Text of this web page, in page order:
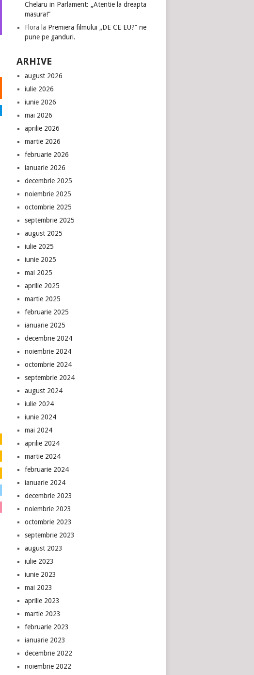
Chelaru in Parlament: „Atentie la dreapta
masura!”
Flora la Premiera filmului „DE CE EU?” ne
pune pe ganduri.
ARHIVE
august 2026
iulie 2026
iunie 2026
mai 2026
aprilie 2026
martie 2026
februarie 2026
ianuarie 2026
decembrie 2025
noiembrie 2025
octombrie 2025
septembrie 2025
august 2025
iulie 2025
iunie 2025
mai 2025
aprilie 2025
martie 2025
februarie 2025
ianuarie 2025
decembrie 2024
noiembrie 2024
octombrie 2024
septembrie 2024
august 2024
iulie 2024
iunie 2024
mai 2024
aprilie 2024
martie 2024
februarie 2024
ianuarie 2024
decembrie 2023
noiembrie 2023
octombrie 2023
septembrie 2023
august 2023
iulie 2023
iunie 2023
mai 2023
aprilie 2023
martie 2023
februarie 2023
ianuarie 2023
decembrie 2022
noiembrie 2022